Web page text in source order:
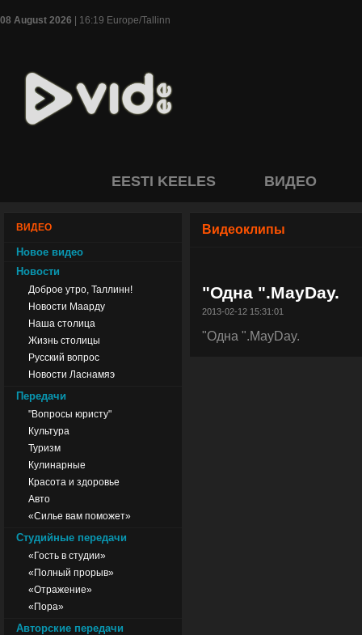
08 August 2026 | 16:19 Europe/Tallinn
EESTI KEELES ВИДЕО
ВИДЕО
Новое видео
Новости
Доброе утро, Таллинн!
Новости Маарду
Наша столица
Жизнь столицы
Русский вопрос
Новости Ласнамяэ
Передачи
"Вопросы юристу"
Культура
Туризм
Кулинарные
Красота и здоровье
Авто
«Силье вам поможет»
Студийные передачи
«Гость в студии»
«Полный прорыв»
«Отражение»
«Пора»
Авторские передачи
Видеоклипы
"Одна ".MayDay.
2013-02-12 15:31:01
"Одна ".MayDay.